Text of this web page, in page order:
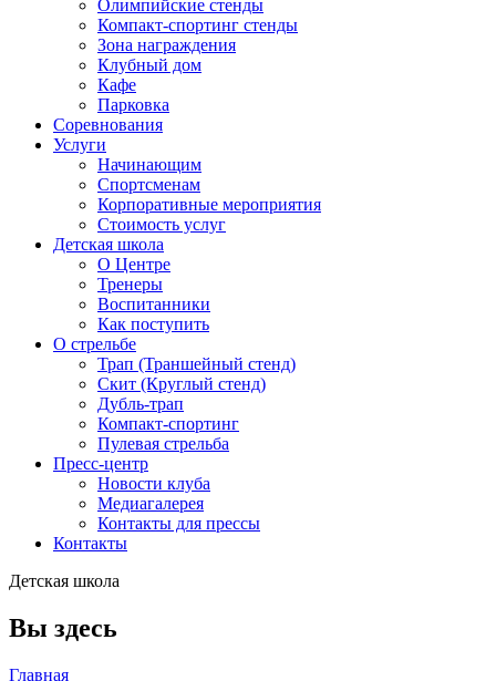
Олимпийские стенды
Компакт-спортинг стенды
Зона награждения
Клубный дом
Кафе
Парковка
Соревнования
Услуги
Начинающим
Спортсменам
Корпоративные мероприятия
Стоимость услуг
Детская школа
О Центре
Тренеры
Воспитанники
Как поступить
О стрельбе
Трап (Траншейный стенд)
Скит (Круглый стенд)
Дубль-трап
Компакт-спортинг
Пулевая стрельба
Пресс-центр
Новости клуба
Медиагалерея
Контакты для прессы
Контакты
Детская школа
Вы здесь
Главная